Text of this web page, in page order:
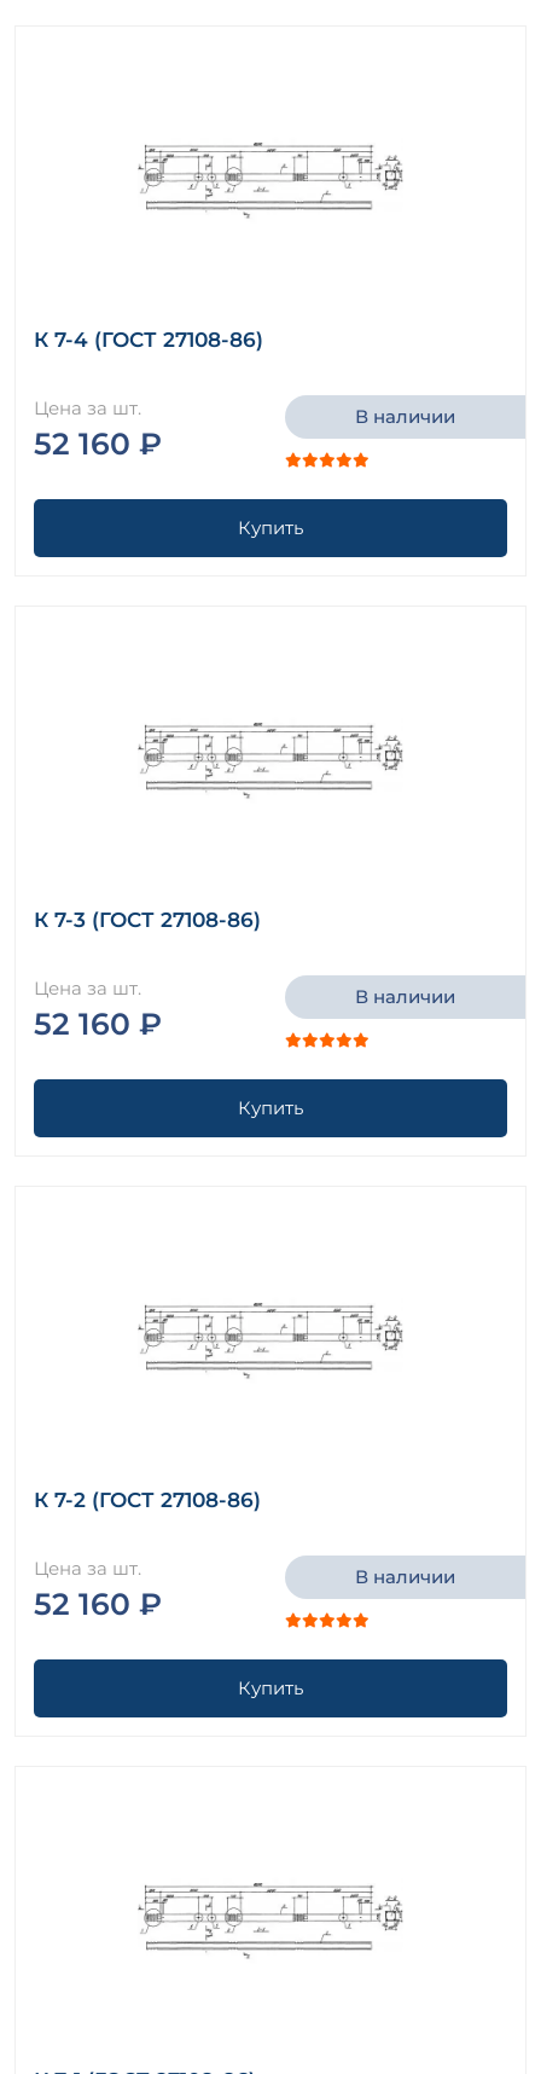
К 7-4 (ГОСТ 27108-86)
Цена за шт.
52 160 ₽
В наличии
Купить
К 7-3 (ГОСТ 27108-86)
Цена за шт.
52 160 ₽
В наличии
Купить
К 7-2 (ГОСТ 27108-86)
Цена за шт.
52 160 ₽
В наличии
Купить